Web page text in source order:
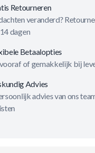
Retourneren
veranderd?
dagen
Betaalopties
of gemakkelijk bij
Advies
advies van ons